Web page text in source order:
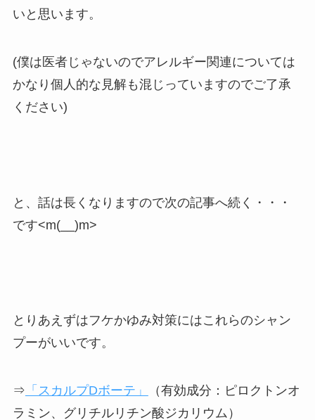
いと思います。
(僕は医者じゃないのでアレルギー関連については
かなり個人的な見解も混じっていますのでご了承
ください)
と、話は長くなりますので次の記事へ続く・・・
です<m(__)m>
とりあえずはフケかゆみ対策にはこれらのシャン
プーがいいです。
⇒ 「スカルプDボーテ」
（有効成分：ピロクトンオ
ラミン、グリチルリチン酸ジカリウム）